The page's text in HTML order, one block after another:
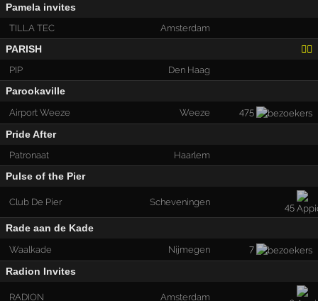
Pamela invites
TILLA TEC Amsterdam
PARISH 🏳️‍🌈
PIP Den Haag
Parookaville
Airport Weeze Weeze 475
Pride After
Patronaat Haarlem
Pulse of the Pier
Club De Pier Scheveningen 45
Rade aan de Kade
Waalkade Nijmegen 7
Radion Invites
RADION Amsterdam